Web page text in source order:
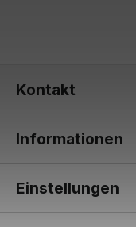
Kontakt
Informationen
Einstellungen